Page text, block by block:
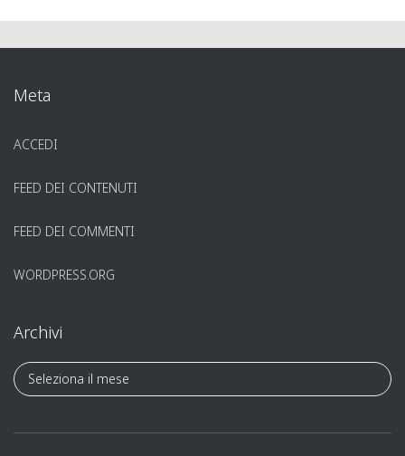
Meta
ACCEDI
FEED DEI CONTENUTI
FEED DEI COMMENTI
WORDPRESS.ORG
Archivi
A
r
h